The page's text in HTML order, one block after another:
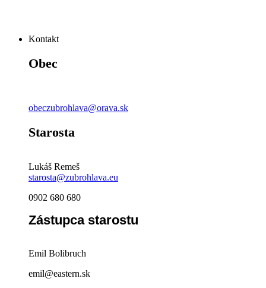
Kontakt
Obec
obeczubrohlava@orava.sk
Starosta
Lukáš Remeš
starosta@zubrohlava.eu
0902 680 680
Zástupca starostu
Emil Bolibruch
emil@eastern.sk